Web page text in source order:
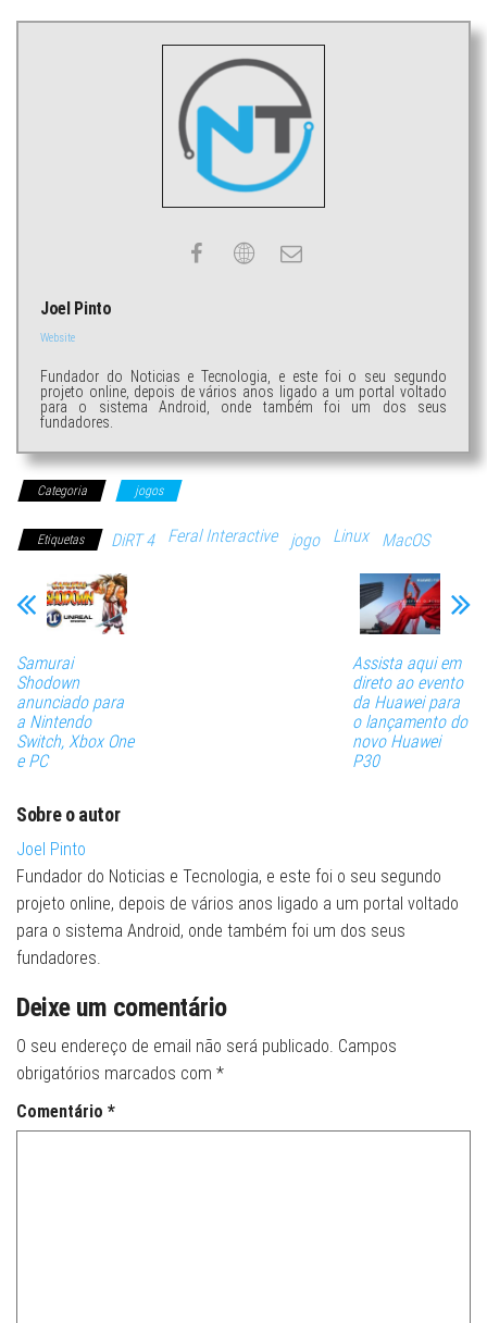
Joel Pinto
Website
Fundador do Noticias e Tecnologia, e este foi o seu segundo
projeto online, depois de vários anos ligado a um portal voltado
para o sistema Android, onde também foi um dos seus
fundadores.
Categoria jogos
Etiquetas DiRT 4 Feral Interactive jogo Linux MacOS
Samurai
Shodown
anunciado para
a Nintendo
Switch, Xbox One
e PC
Assista aqui em
direto ao evento
da Huawei para
o lançamento do
novo Huawei
P30
Sobre o autor
Joel Pinto
Fundador do Noticias e Tecnologia, e este foi o seu segundo
projeto online, depois de vários anos ligado a um portal voltado
para o sistema Android, onde também foi um dos seus
fundadores.
Deixe um comentário
O seu endereço de email não será publicado. Campos
obrigatórios marcados com *
Comentário *